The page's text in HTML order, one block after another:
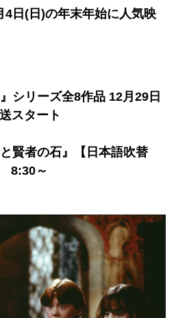
4日(日)の年末年始に人気映
シリーズ全8作品 12月29日
スタート
賢者の石』【日本語吹替
8:30～